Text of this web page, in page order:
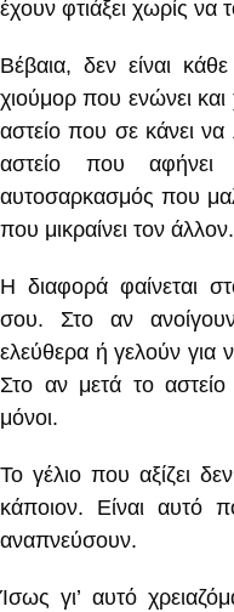
έχουν φτιάξει χωρίς να
Βέβαια, δεν είναι
χιούμορ που ενώνει
αστείο που σε κάνει να
αστείο που
αυτοσαρκασμός που
που μικραίνει τον άλλον.
Η διαφορά φαίνεται
σου. Στο αν
ελεύθερα ή γελούν για
Στο αν μετά το
μόνοι.
Το γέλιο που αξίζει
κάποιον. Είναι αυτό
αναπνεύσουν.
Ίσως γι’ αυτό